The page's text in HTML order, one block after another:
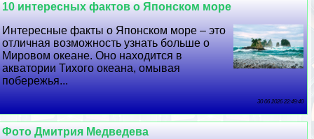
10 интересных фактов о Японском море
Интересные факты о Японском море – это
отличная возможность узнать больше о
Мировом океане. Оно находится в
акватории Тихого океана, омывая
побережья...
30 06 2026 22:49:40
Фото Дмитрия Медведева